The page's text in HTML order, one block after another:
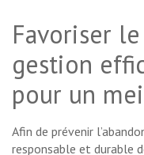
Favoriser
gestion
pour un
Afin de prévenir
responsable et durable